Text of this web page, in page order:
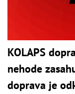
KOLAPS
nehode
doprava je